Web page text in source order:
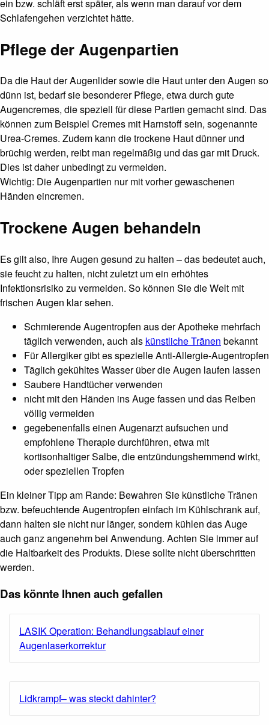
ein bzw. schläft erst später, als wenn man darauf vor dem
Schlafengehen verzichtet hätte.
Pflege der Augenpartien
Da die Haut der Augenlider sowie die Haut unter den Augen so
dünn ist, bedarf sie besonderer Pflege, etwa durch gute
Augencremes, die speziell für diese Partien gemacht sind. Das
können zum Beispiel Cremes mit Harnstoff sein, sogenannte
Urea-Cremes. Zudem kann die trockene Haut dünner und
brüchig werden, reibt man regelmäßig und das gar mit Druck.
Dies ist daher unbedingt zu vermeiden.
Wichtig: Die Augenpartien nur mit vorher gewaschenen
Händen eincremen.
Trockene Augen behandeln
Es gilt also, Ihre Augen gesund zu halten – das bedeutet auch,
sie feucht zu halten, nicht zuletzt um ein erhöhtes
Infektionsrisiko zu vermeiden. So können Sie die Welt mit
frischen Augen klar sehen.
Schmierende Augentropfen aus der Apotheke mehrfach
täglich verwenden, auch als künstliche Tränen bekannt
Für Allergiker gibt es spezielle Anti-Allergie-Augentropfen
Täglich gekühltes Wasser über die Augen laufen lassen
Saubere Handtücher verwenden
nicht mit den Händen ins Auge fassen und das Reiben
völlig vermeiden
gegebenenfalls einen Augenarzt aufsuchen und
empfohlene Therapie durchführen, etwa mit
kortisonhaltiger Salbe, die entzündungshemmend wirkt,
oder speziellen Tropfen
Ein kleiner Tipp am Rande: Bewahren Sie künstliche Tränen
bzw. befeuchtende Augentropfen einfach im Kühlschrank auf,
dann halten sie nicht nur länger, sondern kühlen das Auge
auch ganz angenehm bei Anwendung. Achten Sie immer auf
die Haltbarkeit des Produkts. Diese sollte nicht überschritten
werden.
Das könnte Ihnen auch gefallen
LASIK Operation: Behandlungsablauf einer
Augenlaserkorrektur
Lidkrampf– was steckt dahinter?